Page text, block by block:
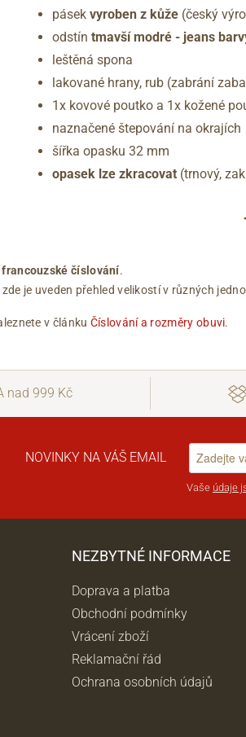
pásek vyroben z kůže (český
odstín tmavší modré - jeans
leštěná spona
lakované hrany, rub (zabrání
1x kovové poutko a 1x kožené
naznačené štepování na okrajích
šířka opasku 32 mm
opasek lze zkracovat (trnový,
francouzské číslování.
je uveden přehled velikostí v různých
v článku Číslování a rozměry obuvi.
nad 999 Kč
NOVINKY NA VÁŠ EMAIL
Vaše údaje
NEZBYTNÉ INFORMACE
Doprava a platba
Obchodní podmínky
Vrácení zboží
Reklamační řád
Ochrana osobních údajů